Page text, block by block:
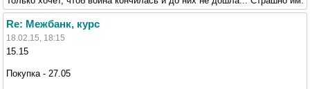
Re: Межбанк, курс
18.02.15, 18:15
15.15
Покупка - 27.05